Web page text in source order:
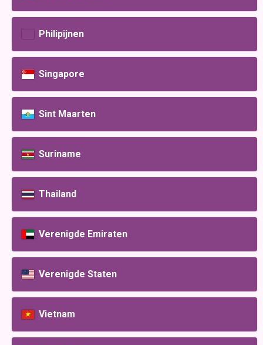
Philipijnen
Singapore
Sint Maarten
Suriname
Thailand
Verenigde Emiraten
Verenigde Staten
Vietnam